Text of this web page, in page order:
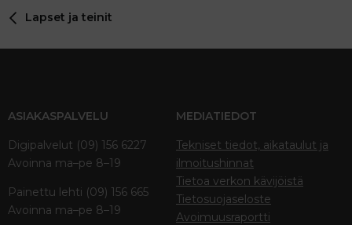
Lapset ja teinit
ASIAKASPALVELU
Digipalvelut (09) 156 6227
Avoinna ma–pe 8–19
Painettu lehti (09) 156 665
Avoinna ma–pe 8–19
MEDIATIEDOT
Tekniset tiedot, aikataulut ja
ilmoitushinnat
Tietoa verkon kävijöistä
Tietosuojaseloste
Avoimuusraportti